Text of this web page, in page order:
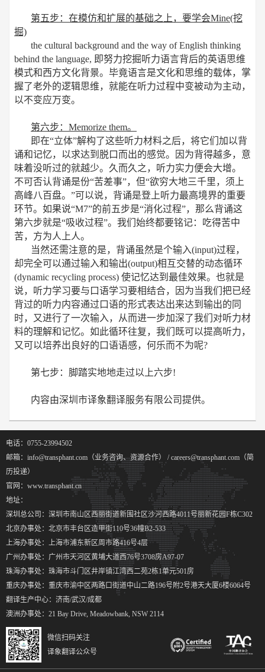
第五步：在模仿和扩展的基础之上，要学会Mine(挖
掘)
the cultural background and the way of English thinking
behind the language, 即努力挖掘听力语言背后的英语思维
模式和西方文化背景。毕竟语言是文化和思维的载体，掌
握了老外的逻辑思维，就能在听力过程中变被动为主动，
以不变应万变。
第六步：Memorize them。
即在“立体”解构了这些听力材料之后，将它们加以背
诵和记忆，以求达到脱口而出的感觉。因为背得越多，意
味着没听过的就越少。久而久之，听力实力便会大增。
不可否认背诵是份“苦差事”，但“欲穷大地三千里，须上
高峰八百盘。”可以说，背诵是登上听力最高境界的重要
环节。如果说“M7”的前五步是“消化过程”，那么背诵这
第六步就是“吸收过程”。我们始终都要铭记：吃得苦中
苦，方为人上人。
当然还需注意的是，背诵虽然是个输入(input)过程，
却完全可以通过输入和输出(output)相互交替的动态循环
(dynamic recycling process) 使记忆达到最佳效果。也就是
说，听力学习要与口语学习要相结合，因为当我们把已经
背过的听力内容通过口语的形式表达出来达到输出的同
时，又进行了一次输入，从而进一步加深了我们对听力材
料的理解和记忆。如此循环往复，我们既可以提高听力，
又可以培养出良好的口语语感，何乐而不为呢?
第七步：脚踏实地地走过以上六步!
内容由深圳市译象翻译服务有限公司提供。
电话：0755-23994502
邮箱：info@transphant.com（业务咨询、资源合作） / careers@transphant.com（简
历投递）
官网：www.transphant.cn
地址：
深圳总公司：深圳市南山区西丽街道新围社区沙河西路4011号丽新花园F栋C302
北京办事处：北京市丰台区造甲街110号36幢B2-533
上海办事处：上海市浦东新区周市路416号4层
广州办事处：广州市天河区黄埔大道西76号3708房A97-07
珠海办事处：珠海市斗门区井岸镇江湾西二苑2栋1单元501房
重庆办事处：重庆市渝中区两路口街道中山二路196号附2号港天大厦6楼6064号
翻译生产中心：济南/武汉/成都
澳洲办事处：21 Bay Drive, Meadowbank, NSW 2114
微信扫码关注
译象翻译公众号